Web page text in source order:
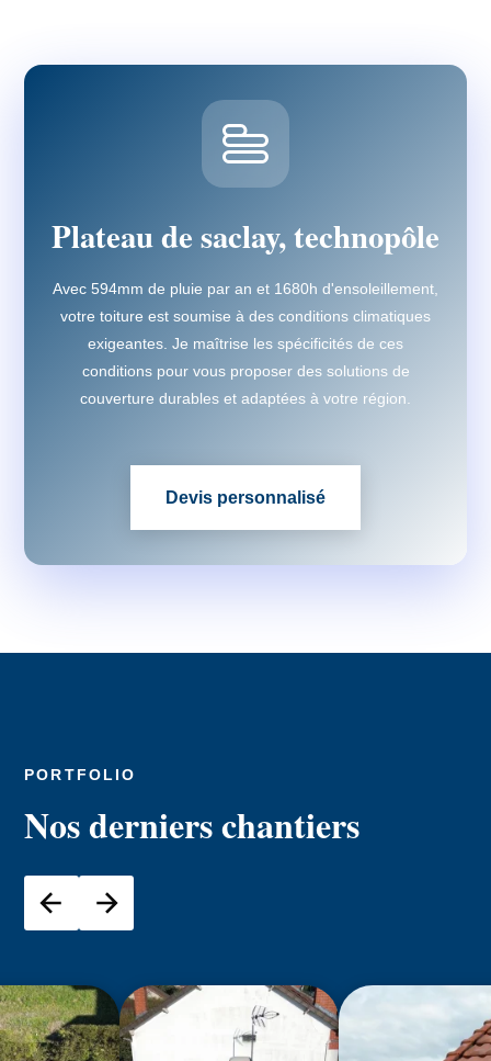
Plateau de saclay, technopôle
Avec 594mm de pluie par an et 1680h d'ensoleillement,
votre toiture est soumise à des conditions climatiques
exigeantes. Je maîtrise les spécificités de ces
conditions pour vous proposer des solutions de
couverture durables et adaptées à votre région.
Devis personnalisé
PORTFOLIO
Nos derniers chantiers